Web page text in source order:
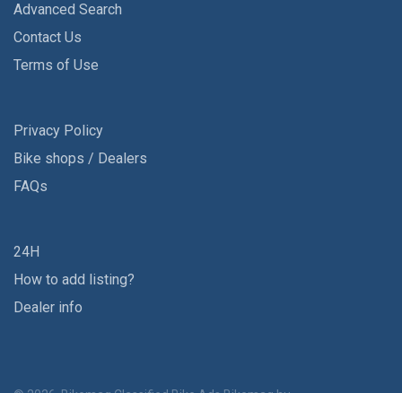
Advanced Search
Contact Us
Terms of Use
Privacy Policy
Bike shops / Dealers
FAQs
24H
How to add listing?
Dealer info